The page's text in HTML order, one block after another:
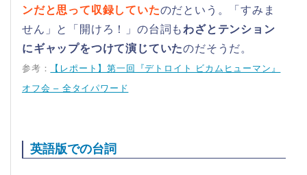
ンだと思って収録していたのだという。「すみま
せん」と「開けろ！」の台詞も わざとテンション
にギャップをつけて演じていたのだそうだ。
参考：
【レポート】第一回『デトロイト ビカムヒューマン』
オフ会 – 全タイパワード
英語版での台詞